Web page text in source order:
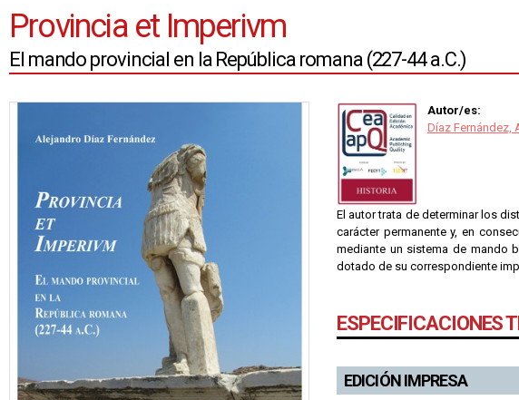
Provincia et Imperivm
El mando provincial en la República romana (227-44 a.C.)
Autor/es:
Díaz Fernández,
El autor trata de determinar los
carácter permanente y, en
mediante un sistema de mando
dotado de su correspondiente
ESPECIFICACIONES
EDICIÓN IMPRESA